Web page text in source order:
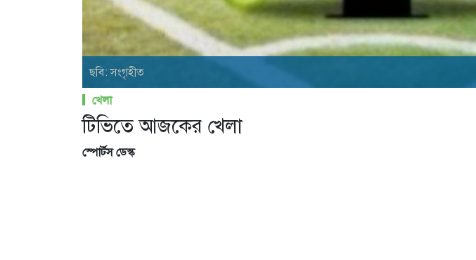
ছবি: সংগৃহীত
খেলা
টিভিতে আজকের খেলা
স্পোর্টস ডেস্ক